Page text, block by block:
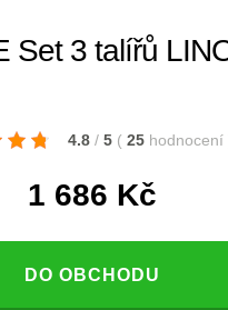
Set 3 talířů
4.8 / 5 ( 25 hodnocení
1 686 Kč
DO OBCHODU